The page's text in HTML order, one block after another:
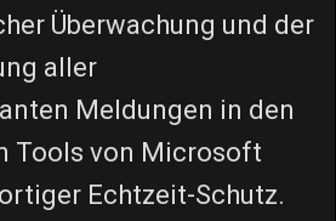
Überwachung und der
aller
Meldungen in den
Tools von Microsoft
Echtzeit-Schutz.